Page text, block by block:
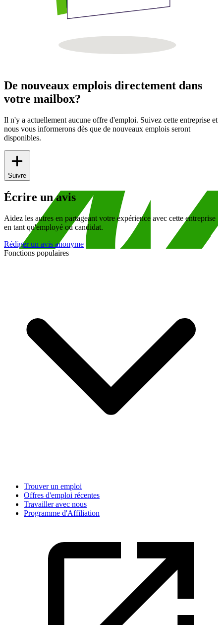
De nouveaux emplois directement dans
votre mailbox?
Il n'y a actuellement aucune offre d'emploi. Suivez cette entreprise et
nous vous informerons dès que de nouveaux emplois seront
disponibles.
Suivre
Écrire un avis
Aidez les autres en partageant votre expérience avec cette entreprise
en tant qu'employé ou candidat.
Rédiger un avis anonyme
Fonctions populaires
Trouver un emploi
Offres d'emploi récentes
Travailler avec nous
Programme d'Affiliation